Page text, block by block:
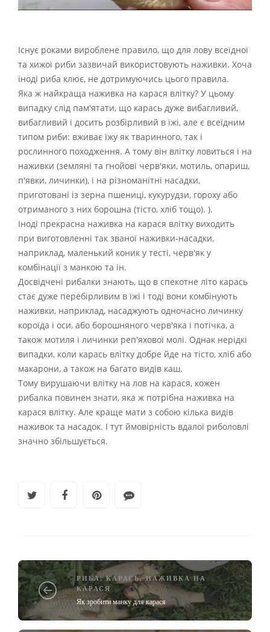
Існує роками вироблене правило, що для лову всеїдної
та хижої риби зазвичай використовують наживки. Хоча
іноді риба клює, не дотримуючись цього правила.
Яка ж найкраща наживка на карася влітку? У цьому
випадку слід пам'ятати, що карась дуже вибагливий,
вибагливий і досить розбірливий в їжі, але є всеїдним
типом риби: вживає їжу як тваринного, так і
рослинного походження. А тому він влітку ловиться і на
наживки (земляні та гнойові черв'яки, мотиль, опариш,
п'явки, личинки), і на різноманітні насадки,
приготовані із зерна пшениці, кукурудзи, гороху або
отриманого з них борошна (тісто, хліб тощо). ).
Іноді прекрасна наживка на карася влітку виходить
при виготовленні так званої наживки-насадки,
наприклад, маленький коник у тесті, черв'як у
комбінації з манкою та ін.
Досвідчені рибалки знають, що в спекотне літо карась
стає дуже перебірливим в їжі і тоді вони комбінують
наживки, наприклад, насаджують одночасно личинку
короїда і оси, або борошняного черв'яка і потічка, а
також мотиля і личинки реп'яхової молі. Однак нерідкі
випадки, коли карась влітку добре йде на тісто, хліб або
макарони, а також на багато видів каш.
Тому вирушаючи влітку на лов на карася, кожен
рибалка повинен знати, яка ж потрібна наживка на
карася влітку. Але краще мати з собою кілька видів
наживок та насадок. І тут ймовірність вдалої риболовлі
значно збільшується.
РИБА,КАРАСЬ,НАЖИВКА НА
КАРАСЯ
Як зробити манку для карася